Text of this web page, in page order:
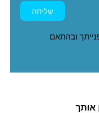
שליחה
ובהתאם
אותך